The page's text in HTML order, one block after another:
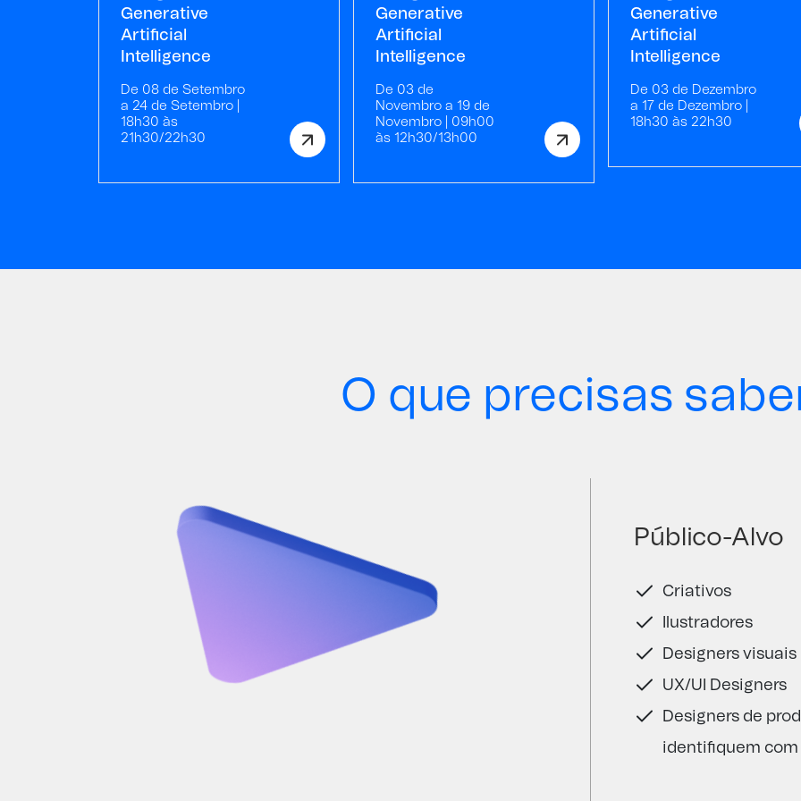
Generative
Artificial
Intelligence
De 08 de Setembro
a 24 de Setembro |
18h30 às
21h30/22h30
Generative
Artificial
Intelligence
De 03 de
Novembro a 19 de
Novembro | 09h00
às 12h30/13h00
Generative
Artificial
Intelligence
De 03 de Dezembro
a 17 de Dezembro |
18h30 às 22h30
O que precisas
Público-Alvo
Criativos
Ilustradores
Designers visuais
UX/UI Designers
Designers de
identifiquem